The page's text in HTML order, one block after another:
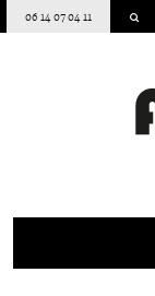
06 14 07 04 11